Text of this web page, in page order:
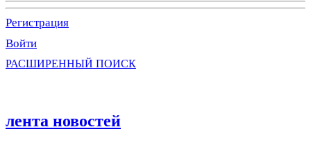
Регистрация
Войти
РАСШИРЕННЫЙ ПОИСК
лента новостей